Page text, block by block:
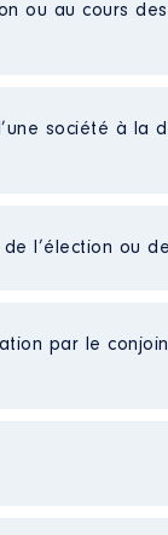
ou au cours
société à la
l’élection ou
par le